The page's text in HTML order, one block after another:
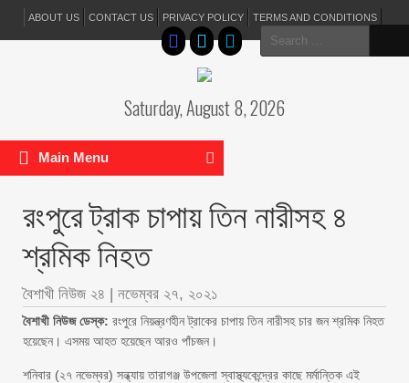
ABOUT US CONTACT US PRIVACY POLICY TERMS AND CONDITIONS
Search
for:
Saturday, August 8, 2026
Main Menu
রংপুরে ট্রাক চাপায় তিন নারীসহ ৪
শ্রমিক নিহত
বৈশাখী নিউজ ২৪ | নভেম্বর ২৭, ২০২১
বৈশাখী নিউজ ডেস্ক: রংপুরে নিয়ন্ত্রণহীন ট্রাকের চাপায় তিন নারীসহ চার জন শ্রমিক নিহত
হয়েছেন। এসময় আহত হয়েছেন আরও পাঁচজন।
শনিবার (২৭ নভেম্বর) সন্ধ্যায় তারাগঞ্জ উপজেলা স্বাস্থ্যকেন্দ্রের কাছে মর্মান্তিক এই